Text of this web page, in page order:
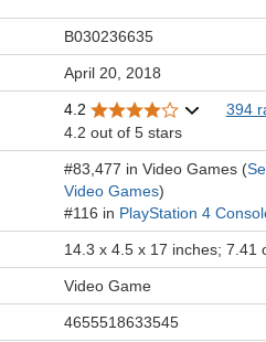
B030236635
April 20, 2018
4.2
394
4.2 out of 5 stars
#83,477 in Video Games (
Video Games)
#116 in PlayStation 4
14.3 x 4.5 x 17 inches; 7.41
Video Game
4655518633545